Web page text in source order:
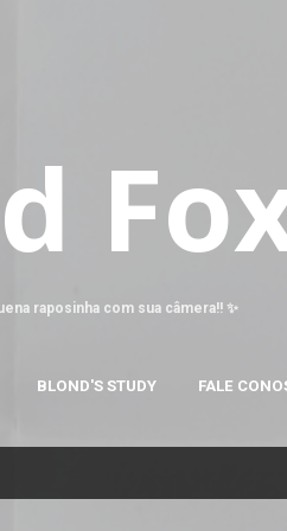
raposinha com sua câmera!! ✨
BLOND'S STUDY FALE